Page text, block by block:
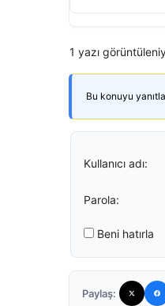
1 yazı
Bu konuyu
Kullanıcı adı:
Parola:
Beni hatırla
Paylaş: